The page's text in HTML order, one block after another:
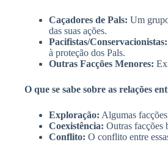
Caçadores de Pals: Um
das suas ações.
Pacifistas/Conservacionistas:
à proteção dos Pals.
Outras Facções Menores:
O que se sabe sobre as relações
Exploração: Algumas
Coexistência: Outras facções
Conflito: O conflito entre